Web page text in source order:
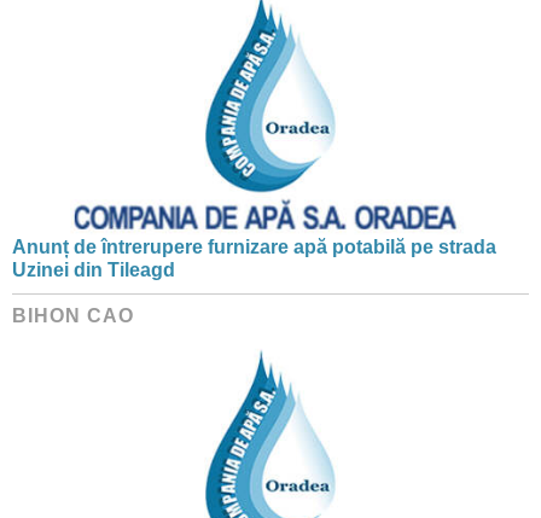
Anunț de întrerupere furnizare apă potabilă pe strada
Uzinei din Tileagd
BIHON CAO